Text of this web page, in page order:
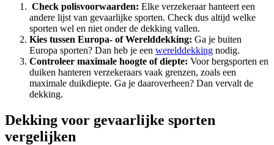
Check polisvoorwaarden: Elke verzekeraar hanteert een
andere lijst van gevaarlijke sporten. Check dus altijd welke
sporten wel en niet onder de dekking vallen.
Kies tussen Europa- of Werelddekking: Ga je buiten
Europa sporten? Dan heb je een werelddekking nodig.
Controleer maximale hoogte of diepte: Voor bergsporten en
duiken hanteren verzekeraars vaak grenzen, zoals een
maximale duikdiepte. Ga je daaroverheen? Dan vervalt de
dekking.
Dekking voor gevaarlijke sporten
vergelijken